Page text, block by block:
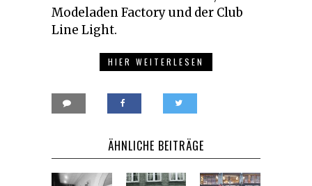
Modeladen Factory und der Club
Line Light.
HIER WEITERLESEN
ÄHNLICHE BEITRÄGE